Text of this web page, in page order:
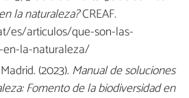
la naturaleza?CREAF.
es/articulos/que-son-las-
en-la-naturaleza/
(2023). Manual de soluciones
Fomento de la biodiversidad en